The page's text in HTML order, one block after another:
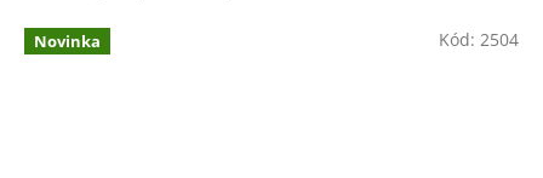
Novinka Kód: 2504